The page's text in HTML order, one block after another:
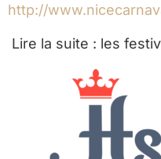
http://
Lire la suite : les